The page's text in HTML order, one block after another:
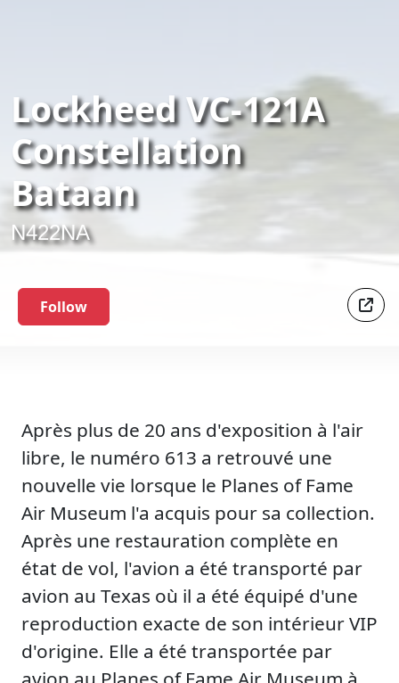
Lockheed VC-121A
Constellation
Bataan
N422NA
Follow
Après plus de 20 ans d'exposition à l'air
libre, le numéro 613 a retrouvé une
nouvelle vie lorsque le Planes of Fame
Air Museum l'a acquis pour sa collection.
Après une restauration complète en
état de vol, l'avion a été transporté par
avion au Texas où il a été équipé d'une
reproduction exacte de son intérieur VIP
d'origine. Elle a été transportée par